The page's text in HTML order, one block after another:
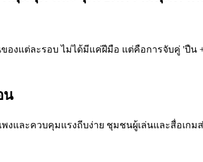
ของแต่ละรอบ ไม่ได้มีแค่ฝีมือ แต่คือการจับคู่ 'ปื
น
และควบคุมแรงถีบง่าย ชุมชนผู้เล่นและสื่อเกม